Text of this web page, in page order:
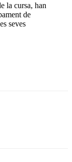
la cursa, han
de
seves